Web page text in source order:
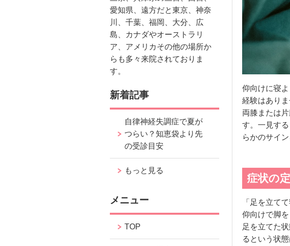
仰向けに寝
経験はあり
両膝または
す。一見す
らかのサイ
症状の
「足を立て
仰向けで脚
足を立てた
るという状
愛知県、遠方だと東京、神奈
川、千葉、福岡、大分、広
島、カナダやオーストラリ
ア、アメリカその他の場所か
らも多々来院されておりま
す。
新着記事
自律神経失調症で夏が
つらい？知恵袋より先
の受診目安
もっと見る
メニュー
TOP